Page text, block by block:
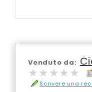
Venduto da:
★★★★★
★★★★★
Scrivere una